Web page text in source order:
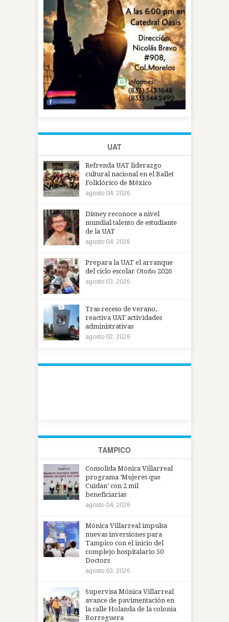
UAT
Refrenda UAT liderazgo
cultural nacional en el Ballet
Folklórico de México
agosto 04, 2026
Disney reconoce a nivel
mundial talento de estudiante
de la UAT
agosto 04, 2026
Prepara la UAT el arranque
del ciclo escolar Otoño 2026
agosto 03, 2026
Tras receso de verano,
reactiva UAT actividades
administrativas
agosto 02, 2026
TAMPICO
Consolida Mónica Villarreal
programa ‘Mujeres que
Cuidan’ con 2 mil
beneficiarias
agosto 04, 2026
Mónica Villarreal impulsa
nuevas inversiones para
Tampico con el inicio del
complejo hospitalario 50
Doctors
agosto 03, 2026
Supervisa Mónica Villarreal
avance de pavimentación en
la calle Holanda de la colonia
Borreguera